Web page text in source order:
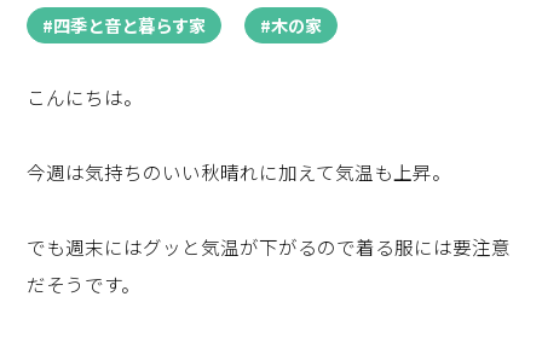
#四季と音と暮らす家 #木の家
こんにちは。
今週は気持ちのいい秋晴れに加えて気温も上昇。
でも週末にはグッと気温が下がるので着る服には要注意
だそうです。